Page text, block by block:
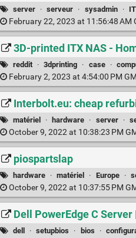
server · serveur · sysadmin · IT
February 22, 2023 at 11:56:48 AM
3D-printed ITX NAS -
reddit · 3dprinting · case ·
February 2, 2023 at 4:54:00 PM
Interbolt.eu: cheap
matériel · hardware · server ·
October 9, 2022 at 10:38:23 PM
piospartslap
hardware · matériel · Europe ·
October 9, 2022 at 10:37:55 PM
Dell PowerEdge C
dell · setupbios · bios ·